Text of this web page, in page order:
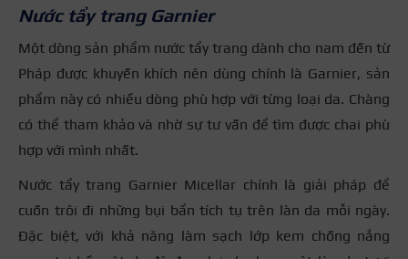
Nước tẩy trang Garnier
Một dòng sản phẩm nước tẩy trang dành cho nam đến từ
Pháp được khuyến khích nên dùng chính là Garnier, sản
phẩm này có nhiều dòng phù hợp với từng loại da. Chàng
có thể tham khảo và nhờ sự tư vấn để tìm được chai phù
hợp với mình nhất.
Nước tẩy trang Garnier Micellar chính là giải pháp để
cuốn trôi đi những bụi bẩn tích tụ trên làn da mỗi ngày.
Đặc biệt, với khả năng làm sạch lớp kem chống nắng